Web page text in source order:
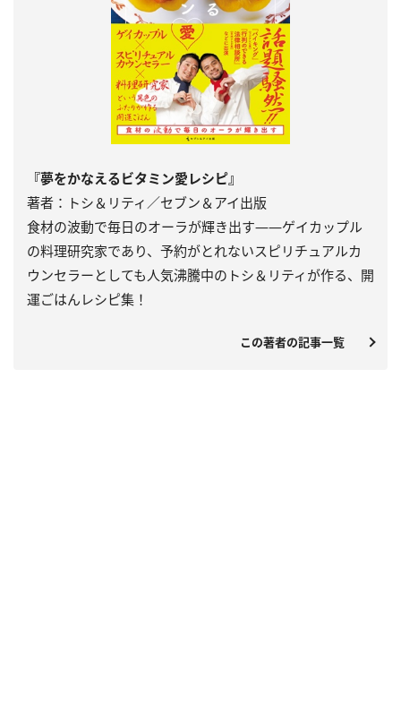
『夢をかなえるビタミン愛レシピ』
著者：トシ＆リティ／セブン＆アイ出版
食材の波動で毎日のオーラが輝き出す――ゲイカップル
の料理研究家であり、予約がとれないスピリチュアルカ
ウンセラーとしても人気沸騰中のトシ＆リティが作る、開
運ごはんレシピ集！
この著者の記事一覧